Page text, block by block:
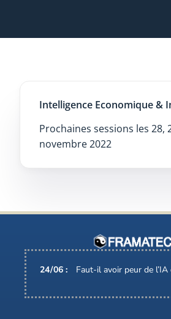
Intelligence Economique &
Prochaines sessions les 28,
novembre 2022
24/06 : Faut-il avoir peur de l’IA dans nos